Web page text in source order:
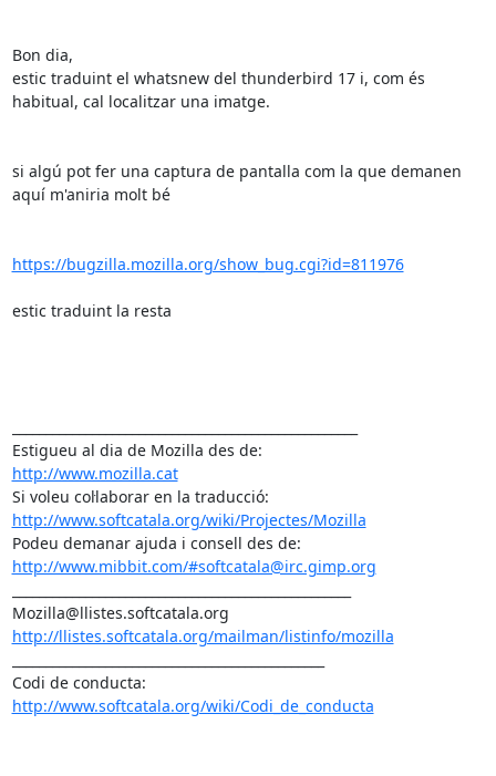
Bon dia,
estic traduint el whatsnew del thunderbird 17 i, com és
habitual, cal localitzar una imatge.
si algú pot fer una captura de pantalla com la que demanen
aquí m'aniria molt bé
https://bugzilla.mozilla.org/show_bug.cgi?id=811976
estic traduint la resta
http://www.mozilla.cat
http://www.softcatala.org/wiki/Projectes/Mozilla
http://www.mibbit.com/#softcatala@irc.gimp.org
http://llistes.softcatala.org/mailman/listinfo/mozilla
http://www.softcatala.org/wiki/Codi_de_conducta